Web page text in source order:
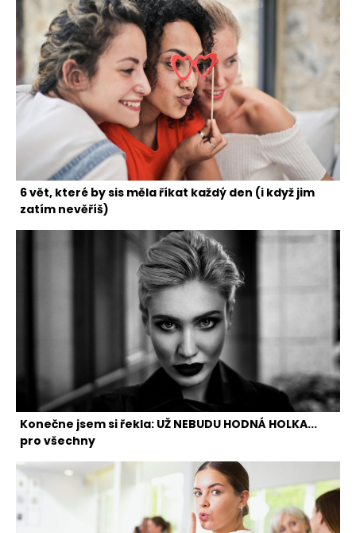
6 vět, které by sis měla říkat každý den (i když jim
zatím nevěříš)
Konečne jsem si řekla: UŽ NEBUDU HODNÁ HOLKA...
pro všechny